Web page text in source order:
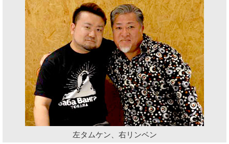
左タムケン、右リンベン